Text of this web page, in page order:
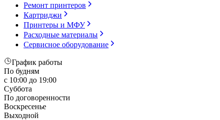
Ремонт принтеров
Картриджи
Принтеры и МФУ
Расходные материалы
Сервисное оборудование
График работы
По будням
с 10:00 до 19:00
Суббота
По договоренности
Воскресенье
Выходной